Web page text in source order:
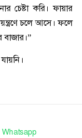
চেষ্টা করি। ফায়ার
চলে আসে। ফলে
বাজার।”
Whatsapp